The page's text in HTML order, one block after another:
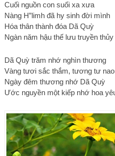
Cuối nguồn con suối xa xưa
Nàng H”limh đã hy sinh đời mình
Hóa thân thành đóa Dã Quỳ
Ngàn năm hậu thế lưu truyền
Dã Quỳ trăm nhớ nghìn thương
Vàng tươi sắc thắm, tương tư
Ngày đêm thương nhớ Dã Quỳ
Ước nguyền một kiếp nhớ hoa